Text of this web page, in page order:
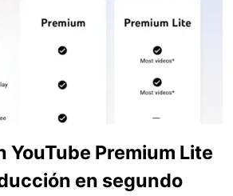
YouTube Premium Lite
en segundo